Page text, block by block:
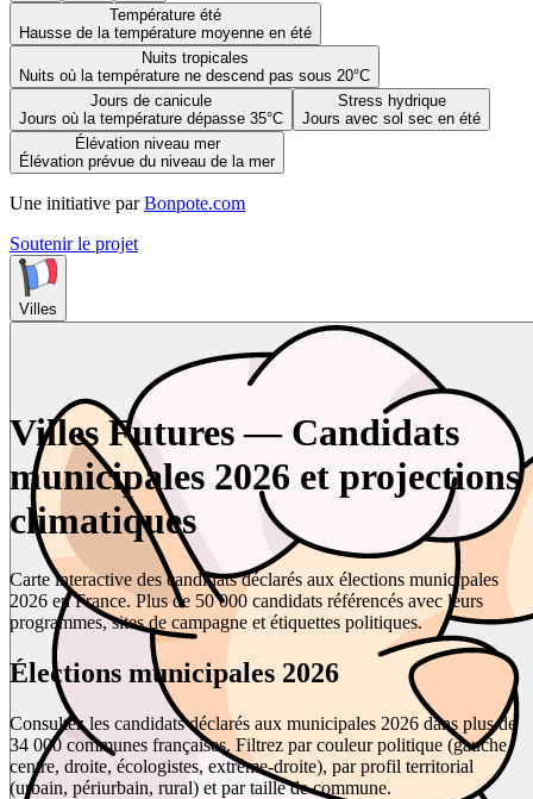
Température été
Hausse de la température moyenne en été
Nuits tropicales
Nuits où la température ne descend pas sous 20°C
Jours de canicule
Jours où la température dépasse 35°C
Stress hydrique
Jours avec sol sec en été
Élévation niveau mer
Élévation prévue du niveau de la mer
Une initiative par Bonpote.com
Soutenir le projet
Villes
Villes Futures — Candidats
municipales 2026 et projections
climatiques
Carte interactive des candidats déclarés aux élections municipales
2026 en France. Plus de 50 000 candidats référencés avec leurs
programmes, sites de campagne et étiquettes politiques.
Élections municipales 2026
Consultez les candidats déclarés aux municipales 2026 dans plus de
34 000 communes françaises. Filtrez par couleur politique (gauche,
centre, droite, écologistes, extrême-droite), par profil territorial
(urbain, périurbain, rural) et par taille de commune.